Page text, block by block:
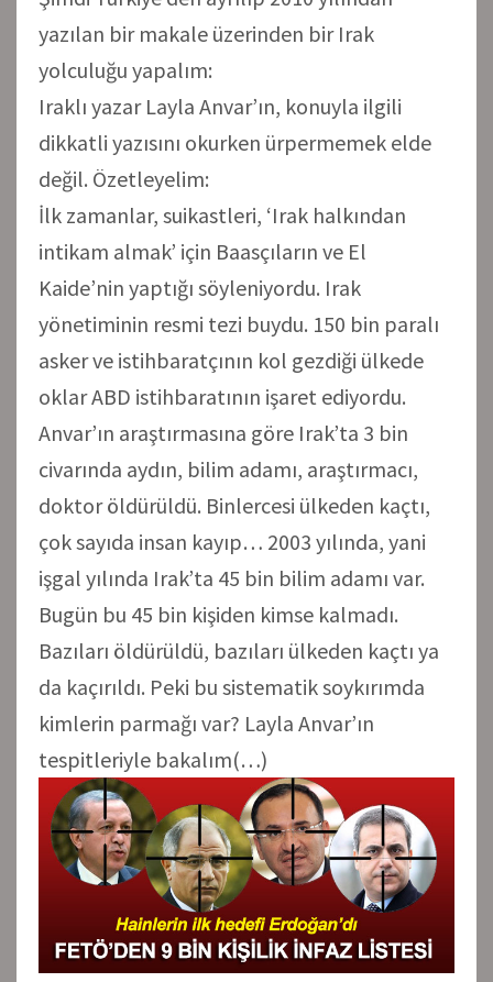
yazılan bir makale üzerinden bir Irak
yolculuğu yapalım:
Iraklı yazar Layla Anvar’ın, konuyla ilgili
dikkatli yazısını okurken ürpermemek elde
değil. Özetleyelim:
İlk zamanlar, suikastleri, ‘Irak halkından
intikam almak’ için Baasçıların ve El
Kaide’nin yaptığı söyleniyordu. Irak
yönetiminin resmi tezi buydu. 150 bin paralı
asker ve istihbaratçının kol gezdiği ülkede
oklar ABD istihbaratının işaret ediyordu.
Anvar’ın araştırmasına göre Irak’ta 3 bin
civarında aydın, bilim adamı, araştırmacı,
doktor öldürüldü. Binlercesi ülkeden kaçtı,
çok sayıda insan kayıp… 2003 yılında, yani
işgal yılında Irak’ta 45 bin bilim adamı var.
Bugün bu 45 bin kişiden kimse kalmadı.
Bazıları öldürüldü, bazıları ülkeden kaçtı ya
da kaçırıldı. Peki bu sistematik soykırımda
kimlerin parmağı var? Layla Anvar’ın
tespitleriyle bakalım(…)